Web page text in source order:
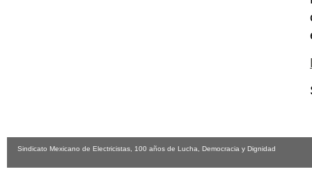
Sindicato Mexicano de Electricistas, 100 años de Lucha, Democracia y Dignidad